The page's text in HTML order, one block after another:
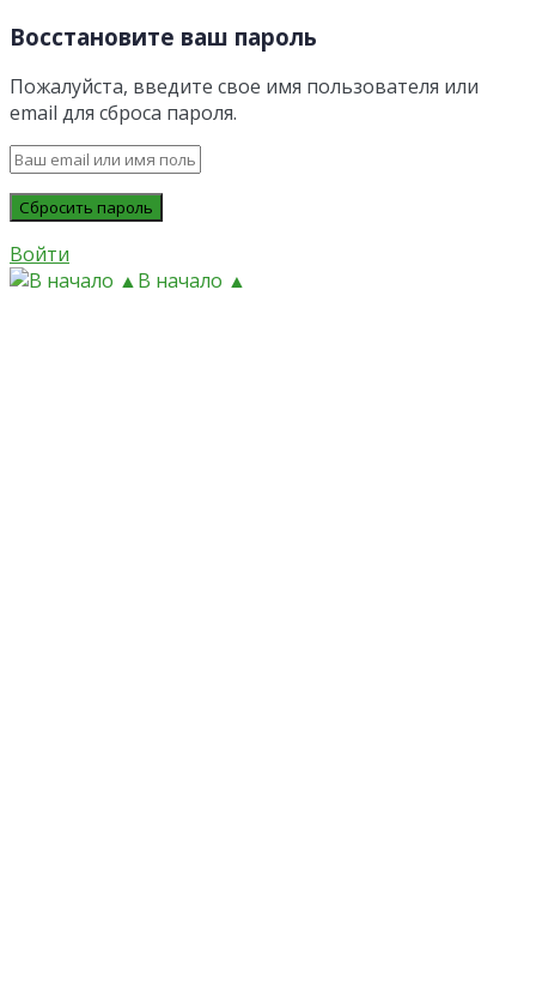
Восстановите ваш пароль
Пожалуйста, введите свое имя пользователя или
email для сброса пароля.
Войти
В начало ▲